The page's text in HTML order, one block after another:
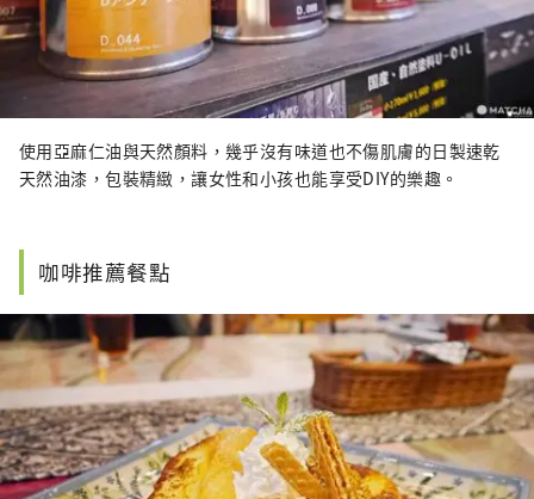
使用亞麻仁油與天然顏料，幾乎沒有味道也不傷肌膚的日製速乾
天然油漆，包裝精緻，讓女性和小孩也能享受DIY的樂趣。
咖啡推薦餐點